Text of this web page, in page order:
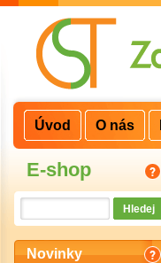
E-shop
Novinky
Úvod O nás